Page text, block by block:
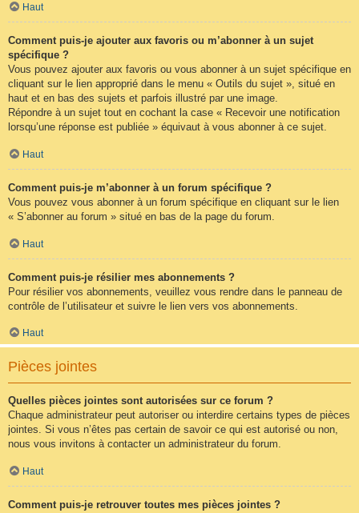
Haut
Comment puis-je ajouter aux favoris ou m’abonner à un sujet
spécifique ?
Vous pouvez ajouter aux favoris ou vous abonner à un sujet spécifique en
cliquant sur le lien approprié dans le menu « Outils du sujet », situé en
haut et en bas des sujets et parfois illustré par une image.
Répondre à un sujet tout en cochant la case « Recevoir une notification
lorsqu’une réponse est publiée » équivaut à vous abonner à ce sujet.
Haut
Comment puis-je m’abonner à un forum spécifique ?
Vous pouvez vous abonner à un forum spécifique en cliquant sur le lien
« S’abonner au forum » situé en bas de la page du forum.
Haut
Comment puis-je résilier mes abonnements ?
Pour résilier vos abonnements, veuillez vous rendre dans le panneau de
contrôle de l’utilisateur et suivre le lien vers vos abonnements.
Haut
Pièces jointes
Quelles pièces jointes sont autorisées sur ce forum ?
Chaque administrateur peut autoriser ou interdire certains types de pièces
jointes. Si vous n’êtes pas certain de savoir ce qui est autorisé ou non,
nous vous invitons à contacter un administrateur du forum.
Haut
Comment puis-je retrouver toutes mes pièces jointes ?